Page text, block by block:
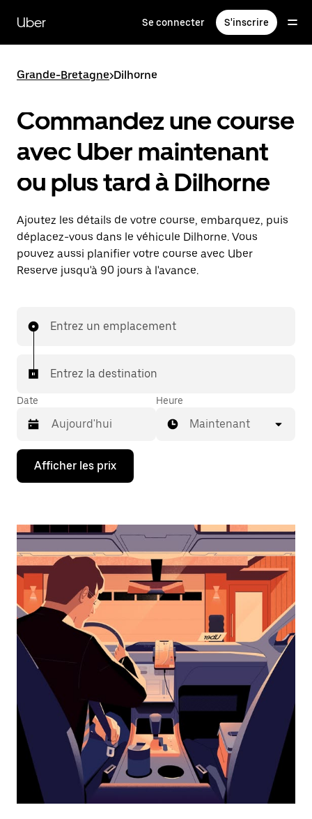
contenu
principal
Uber Se connecter S'inscrire
Grande-Bretagne>Dilhorne
Commandez une course
avec Uber maintenant
ou plus tard à Dilhorne
Ajoutez les détails de votre course, embarquez, puis
déplacez-vous dans le véhicule Dilhorne. Vous
pouvez aussi planifier votre course avec Uber
Reserve jusqu'à 90 jours à l'avance.
Entrez un emplacement
Entrez la destination
Date
Appuyez
la
bas
interagir
avec
calendrier
et
sélectionner
une
date.
Appuyez
d'échappement
pour
fermer
calendrier.
Heure
Maintenant
Afficher les prix